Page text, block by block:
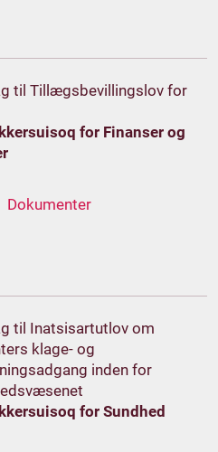
til Tillægsbevillingslov for
for Finanser og
Dokumenter
til Inatsisartutlov om
klage- og
inden for
for Sundhed